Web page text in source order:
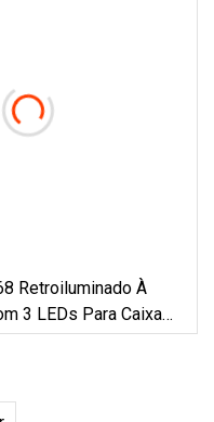
Retroiluminado À
3 LEDs Para Caixa